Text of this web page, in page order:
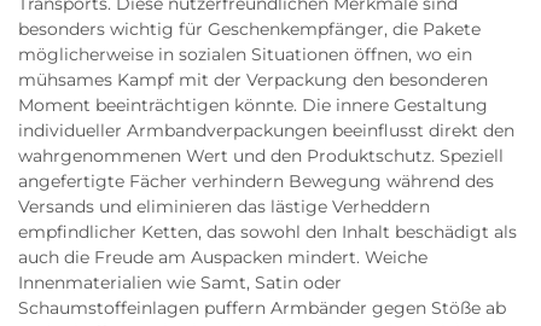
besonders wichtig für Geschenkempfänger, die Pakete
möglicherweise in sozialen Situationen öffnen, wo ein
mühsames Kampf mit der Verpackung den besonderen
Moment beeinträchtigen könnte. Die innere Gestaltung
individueller Armbandverpackungen beeinflusst direkt den
wahrgenommenen Wert und den Produktschutz. Speziell
angefertigte Fächer verhindern Bewegung während des
Versands und eliminieren das lästige Verheddern
empfindlicher Ketten, das sowohl den Inhalt beschädigt als
auch die Freude am Auspacken mindert. Weiche
Innenmaterialien wie Samt, Satin oder
Schaumstoffeinlagen puffern Armbänder gegen Stöße ab